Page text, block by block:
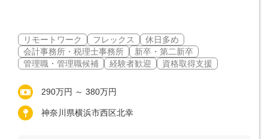
リモートワーク フレックス
休日多め
会計事務所・税理士事務所
新卒・第二新卒
管理職・管理職候補
経験者歓迎 資格取得支援
290万円 ～ 380万円
神奈川県横浜市西区北幸